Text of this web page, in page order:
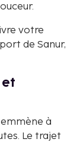
votre
de Sanur,
et
à
Le trajet